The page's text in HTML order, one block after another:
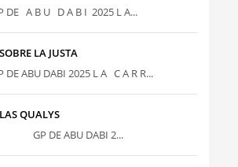
DE A B U D A B I 2025 L A...
LA JUSTA
DE ABU DABI 2025 L A C A R R...
QUALYS
1 GP DE ABU DABI 2...